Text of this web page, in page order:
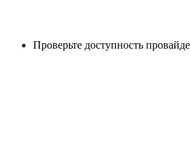
Проверьте доступность